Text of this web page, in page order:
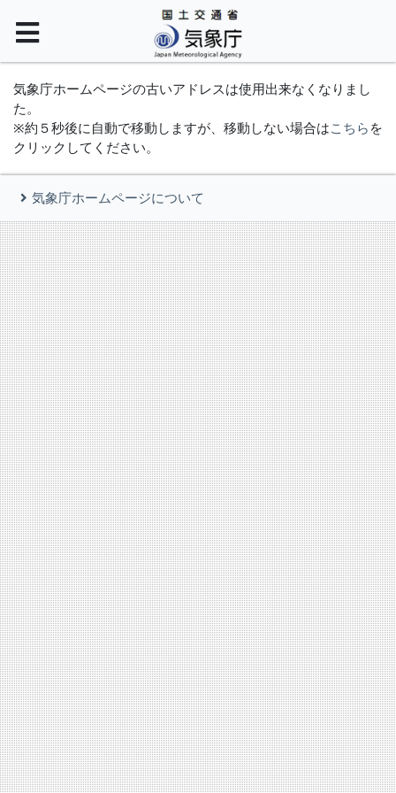
気象庁ホームページの古いアドレスは使用出来なくなりまし
た。
※約５秒後に自動で移動しますが、移動しない場合はこちら を
クリックしてください。
気象庁ホームページについて